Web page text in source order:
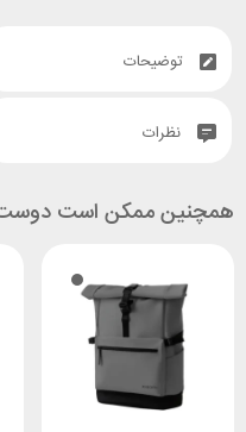
توضیحات
نظرات
همچنین ممکن است دوست